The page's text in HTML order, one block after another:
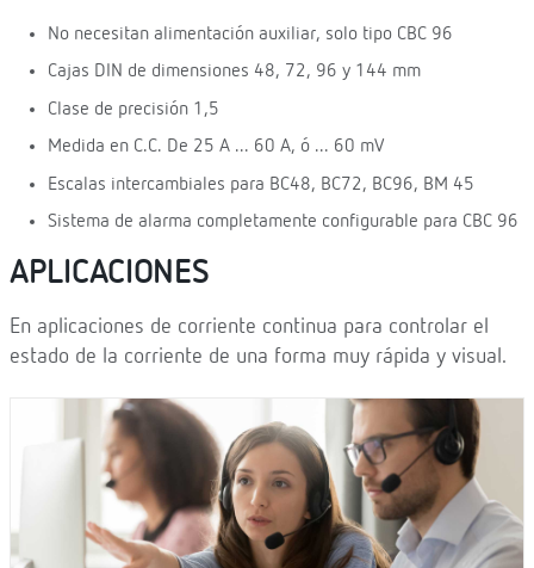
No necesitan alimentación auxiliar, solo tipo CBC 96
Cajas DIN de dimensiones 48, 72, 96 y 144 mm
Clase de precisión 1,5
Medida en C.C. De 25 A ... 60 A, ó ... 60 mV
Escalas intercambiales para BC48, BC72, BC96, BM 45
Sistema de alarma completamente configurable para CBC 96
APLICACIONES
En aplicaciones de corriente continua para controlar el
estado de la corriente de una forma muy rápida y visual.